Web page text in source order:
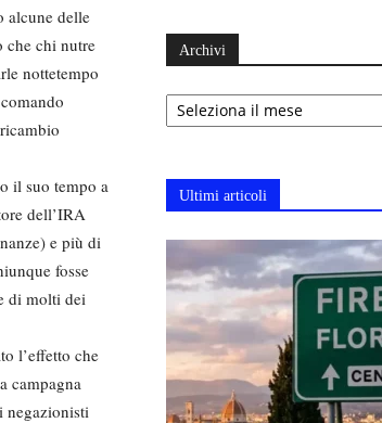
alcune delle
che chi nutre
nottetempo
il suo tempo a
dell’IRA
e più di
fosse
di molti dei
l’effetto che
campagna
negazionisti
Archivi
Archivi
Ultimi articoli